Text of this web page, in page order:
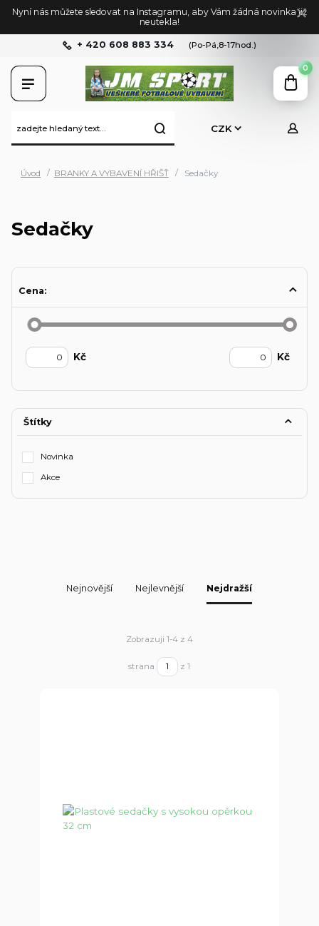
Nyní nás můžete sledovat na Instagramu, aby Vám žádná novinka již
neutekla!
CZK
+ 420 608 883 334 (Po-Pá,8-17hod.)
0
Úvod BRANKY A VYBAVENÍ HŘIŠŤ Sedačky
Sedačky
Cena:
Kč Kč
Štítky
Novinka
Akce
Nejnovější Nejlevnější Nejdražší
Zobrazuji 1-4 z 4
strana z 1